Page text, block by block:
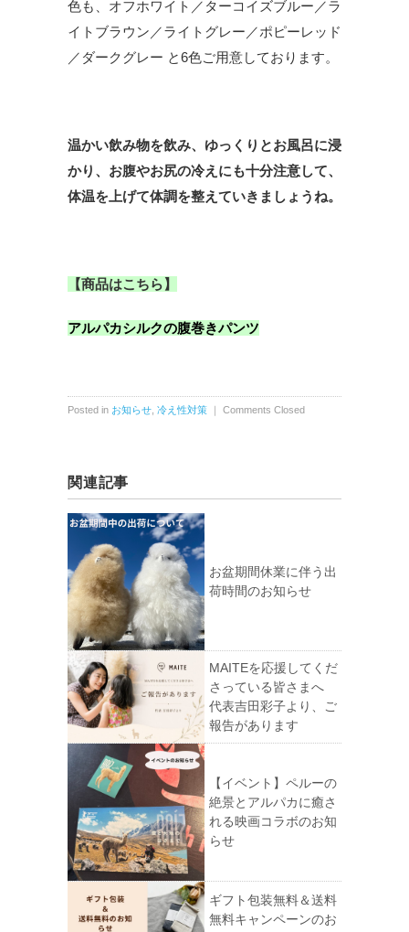
色も、オフホワイト／ターコイズブルー／ラ
イトブラウン／ライトグレー／ポピーレッド
／ダークグレー と6色ご用意しております。
温かい飲み物を飲み、ゆっくりとお風呂に浸
かり、お腹やお尻の冷えにも十分注意して、
体温を上げて体調を整えていきましょうね。
【商品はこちら】
アルパカシルクの腹巻きパンツ
Posted in お知らせ 冷え性対策 ｜ Comments Closed
関連記事
お盆期間休業に伴う出
荷時間のお知らせ
MAITEを応援してくだ
さっている皆さまへ
代表吉田彩子より、ご
報告があります
【イベント】ペルーの
絶景とアルパカに癒さ
れる映画コラボのお知
らせ
ギフト包装無料＆送料
無料キャンペーンのお